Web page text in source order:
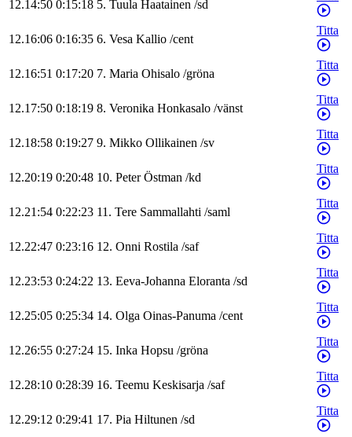
12.14:50 0:15:18 5. Tuula Haatainen /sd
12.16:06 0:16:35 6. Vesa Kallio /cent
Titta
12.16:51 0:17:20 7. Maria Ohisalo /gröna
Titta
12.17:50 0:18:19 8. Veronika Honkasalo /vänst
Titta
12.18:58 0:19:27 9. Mikko Ollikainen /sv
Titta
12.20:19 0:20:48 10. Peter Östman /kd
Titta
12.21:54 0:22:23 11. Tere Sammallahti /saml
Titta
12.22:47 0:23:16 12. Onni Rostila /saf
Titta
12.23:53 0:24:22 13. Eeva-Johanna Eloranta /sd
Titta
12.25:05 0:25:34 14. Olga Oinas-Panuma /cent
Titta
12.26:55 0:27:24 15. Inka Hopsu /gröna
Titta
12.28:10 0:28:39 16. Teemu Keskisarja /saf
Titta
12.29:12 0:29:41 17. Pia Hiltunen /sd
Titta